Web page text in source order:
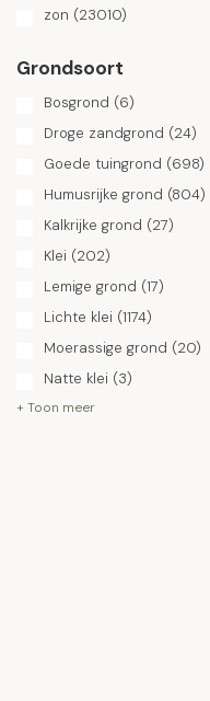
zon (23010)
Grondsoort
Bosgrond (6)
Droge zandgrond (24)
Goede tuingrond (698)
Humusrijke grond (804)
Kalkrijke grond (27)
Klei (202)
Lemige grond (17)
Lichte klei (1174)
Moerassige grond (20)
Natte klei (3)
+ Toon meer